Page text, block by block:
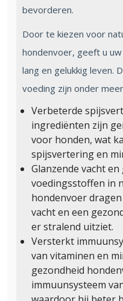
bevorderen.
Door te kiezen voor
hondenvoer, geeft u
lang en gelukkig leven.
voeding zijn onder
Verbeterde
ingrediënten zijn
voor honden, wat
spijsvertering en
Glanzende vacht
voedingsstoffen in
hondenvoer
vacht en een
er stralend uitziet.
Versterkt
van vitaminen en
gezondheid
immuunsysteem